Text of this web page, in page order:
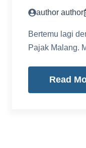
author author
Bertemu lagi
Pajak Malang.
Read